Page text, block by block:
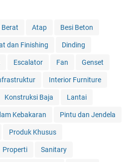
Atap Besi Beton
dan Finishing Dinding
Escalator Fan Genset
Interior Furniture
Konstruksi Baja Lantai
Kebakaran Pintu dan Jendela
Produk Khusus
Properti Sanitary